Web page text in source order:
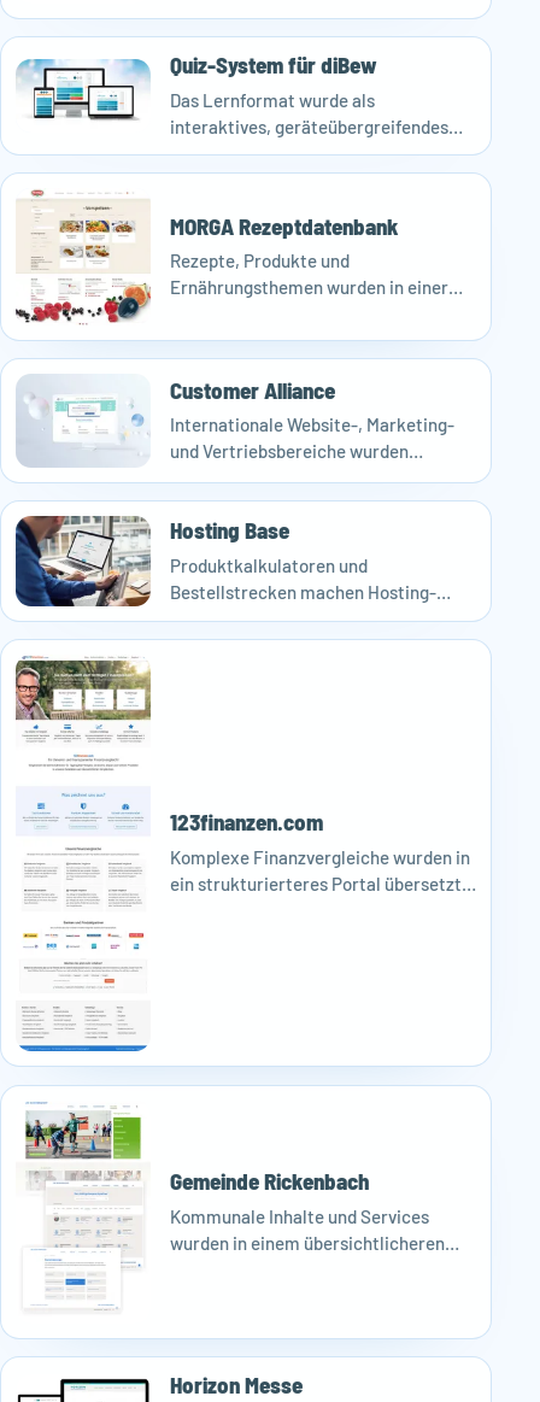
digitale Strecke mit klarerer
Nutzerführung und automatisierten
Dokumentenflüssen übersetzt.
Quiz-System für diBew
Das Lernformat wurde als
interaktives, geräteübergreifendes
Quiz-System umgesetzt und damit für
Schulung und Wissensvermittlung
MORGA Rezeptdatenbank
Rezepte, Produkte und
Ernährungsthemen wurden in einer
Struktur zusammengeführt.
Customer Alliance
Internationale Website-, Marketing-
und Vertriebsbereiche wurden
technisch belastbarer und
redaktionell handlungsfähiger
aufgestellt.
Hosting Base
Produktkalkulatoren und
Bestellstrecken machen Hosting-
Angebote nachvollziehbarer und
führen Nutzer klarer von Auswahl zu
123finanzen.com
Komplexe Finanzvergleiche wurden in
ein strukturierteres Portal übersetzt,
Gemeinde Rickenbach
Kommunale Inhalte und Services
wurden in einem übersichtlicheren
Horizon Messe